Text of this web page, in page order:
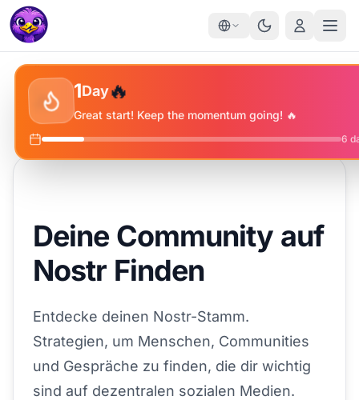
🔥
✨
⭐ 1Day🔥
Great start! Keep the momentum going! 🔥
6
Deine Community auf
Nostr Finden
Entdecke deinen Nostr-Stamm.
Strategien, um Menschen, Communities
und Gespräche zu finden, die dir wichtig
sind auf dezentralen sozialen Medien.